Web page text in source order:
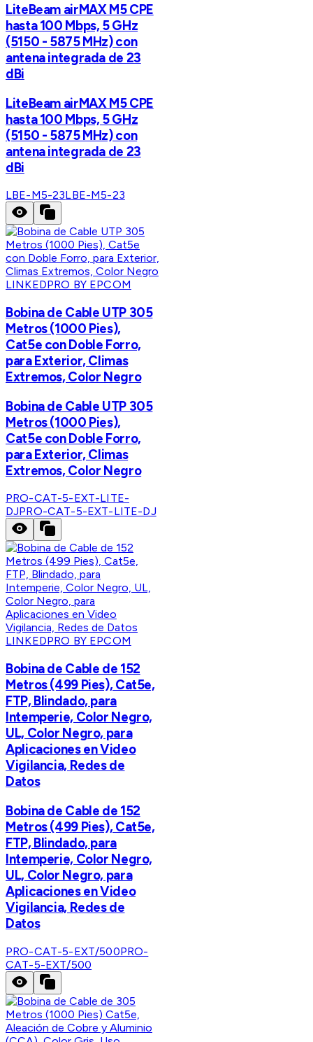
LiteBeam airMAX M5 CPE
hasta 100 Mbps, 5 GHz
(5150 - 5875 MHz) con
antena integrada de 23
dBi
LiteBeam airMAX M5 CPE
hasta 100 Mbps, 5 GHz
(5150 - 5875 MHz) con
antena integrada de 23
dBi
LBE-M5-23LBE-M5-23
LINKEDPRO BY EPCOM
Bobina de Cable UTP 305
Metros (1000 Pies),
Cat5e con Doble Forro,
para Exterior, Climas
Extremos, Color Negro
Bobina de Cable UTP 305
Metros (1000 Pies),
Cat5e con Doble Forro,
para Exterior, Climas
Extremos, Color Negro
PRO-CAT-5-EXT-LITE-
DJPRO-CAT-5-EXT-LITE-DJ
LINKEDPRO BY EPCOM
Bobina de Cable de 152
Metros (499 Pies), Cat5e,
FTP, Blindado, para
Intemperie, Color Negro,
UL, Color Negro, para
Aplicaciones en Video
Vigilancia, Redes de
Datos
Bobina de Cable de 152
Metros (499 Pies), Cat5e,
FTP, Blindado, para
Intemperie, Color Negro,
UL, Color Negro, para
Aplicaciones en Video
Vigilancia, Redes de
Datos
PRO-CAT-5-EXT/500PRO-
CAT-5-EXT/500